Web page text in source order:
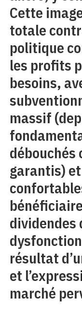
Cette
totale
politique
les profits
besoins,
massif
débouchés
garantis)
dividendes
résultat
et
marché